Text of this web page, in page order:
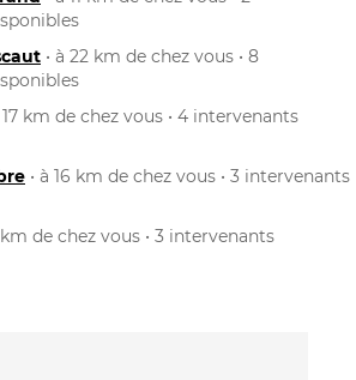
• à 22 km de chez vous • 8
17 km de chez vous • 4 intervenants
• à 16 km de chez vous • 3 intervenants
km de chez vous • 3 intervenants